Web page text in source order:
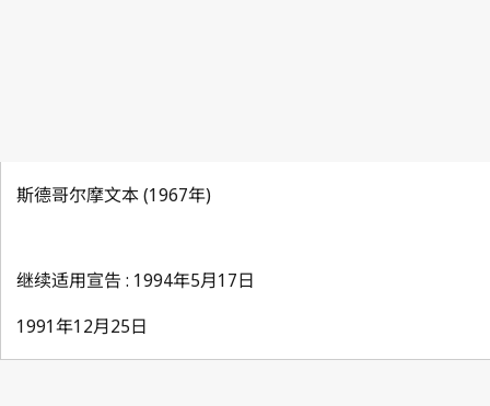
斯德哥尔摩文本 (1967年)
继续适用宣告 : 1994年5月17日
1991年12月25日